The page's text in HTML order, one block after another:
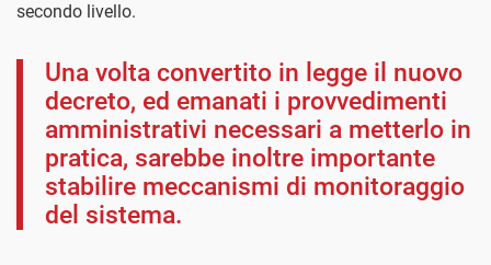
secondo livello.
Una volta convertito in legge il nuovo
decreto, ed emanati i provvedimenti
amministrativi necessari a metterlo in
pratica, sarebbe inoltre importante
stabilire meccanismi di monitoraggio
del sistema.